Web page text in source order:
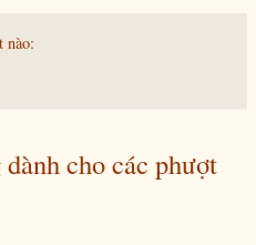
nào:
cho các phượt